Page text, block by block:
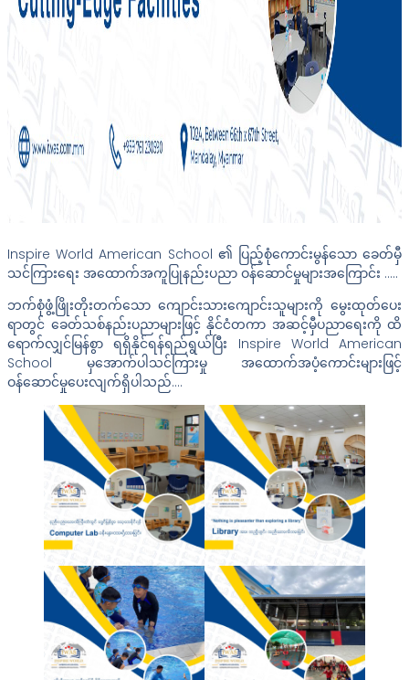
Inspire World American School ၏ ပြည့်စုံကောင်းမွန်သော ခေတ်မှီ
သင်ကြားရေး အထောက်အကူပြုနည်းပညာ ဝန်ဆောင်မှုများအကြောင်း …..
ဘက်စုံဖွံ့ဖြိုးတိုးတက်သော ကျောင်းသားကျောင်းသူများကို မွေးထုတ်ပေး
ရာတွင် ခေတ်သစ်နည်းပညာများဖြင့် နိုင်ငံတကာ အဆင့်မှီပညာရေးကို ထိ
ရောက်လျှင်မြန်စွာ ရရှိနိုင်ရန်ရည်ရွယ်ပြီး Inspire World American
School မှအောက်ပါသင်ကြားမှု အထောက်အပံ့ကောင်းများဖြင့်
ဝန်ဆောင်မှုပေးလျက်ရှိပါသည်….